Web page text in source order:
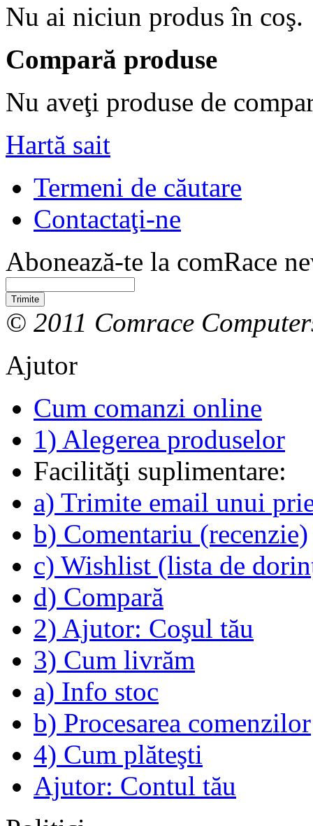
Nu ai niciun produs în coş.
Compară produse
Nu aveţi produse de
Hartă sait
Termeni de căutare
Contactaţi-ne
Abonează-te la comRace
Trimite
© 2011 Comrace
Ajutor
Cum comanzi online
1) Alegerea produselor
Facilităţi suplimentare:
a) Trimite email unui
b) Comentariu (recenzie)
c) Wishlist (lista de
d) Compară
2) Ajutor: Coşul tău
3) Cum livrăm
a) Info stoc
b) Procesarea comenzilor
4) Cum plăteşti
Ajutor: Contul tău